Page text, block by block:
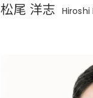
松尾 洋志